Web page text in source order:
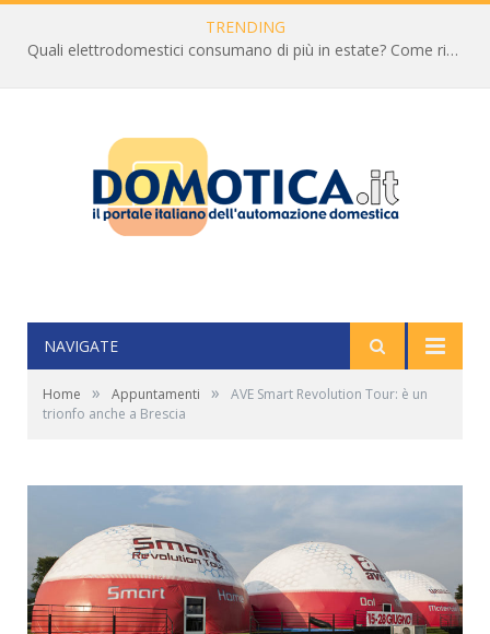
TRENDING
Quali elettrodomestici consumano di più in estate? Come ridurre la bolletta
NAVIGATE
Home » Appuntamenti »
AVE Smart Revolution Tour: è un
trionfo anche a Brescia